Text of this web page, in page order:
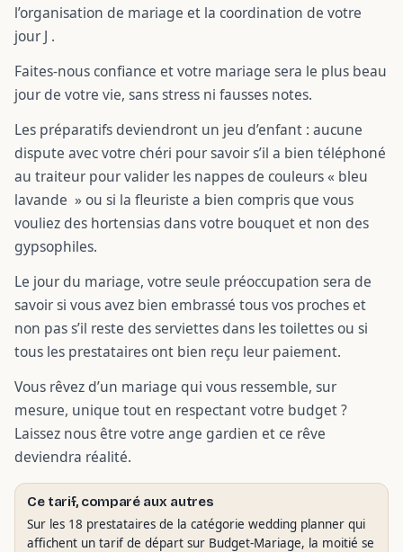
l’organisation de mariage et la coordination de votre
jour J .
Faites-nous confiance et votre mariage sera le plus beau
jour de votre vie, sans stress ni fausses notes.
Les préparatifs deviendront un jeu d’enfant : aucune
dispute avec votre chéri pour savoir s’il a bien téléphoné
au traiteur pour valider les nappes de couleurs « bleu
lavande » ou si la fleuriste a bien compris que vous
vouliez des hortensias dans votre bouquet et non des
gypsophiles.
Le jour du mariage, votre seule préoccupation sera de
savoir si vous avez bien embrassé tous vos proches et
non pas s’il reste des serviettes dans les toilettes ou si
tous les prestataires ont bien reçu leur paiement.
Vous rêvez d’un mariage qui vous ressemble, sur
mesure, unique tout en respectant votre budget ?
Laissez nous être votre ange gardien et ce rêve
deviendra réalité.
Ce tarif, comparé aux autres
Sur les 18 prestataires de la catégorie wedding planner qui
affichent un tarif de départ sur Budget-Mariage, la moitié se